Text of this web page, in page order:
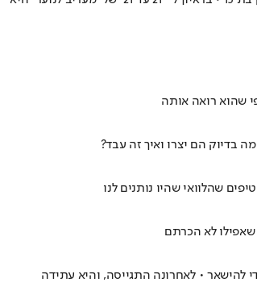
בדיוק הם יצרו ואיך זה עבד?
להישאר • לאחרונה התגייסה, והיא עתידה